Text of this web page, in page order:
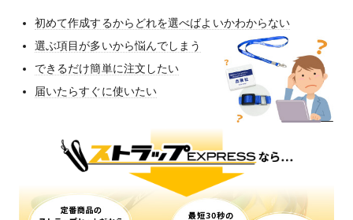
初めて作成するからどれを選べばよいかわからない
選ぶ項目が多いから悩んでしまう
できるだけ簡単に注文したい
届いたらすぐに使いたい